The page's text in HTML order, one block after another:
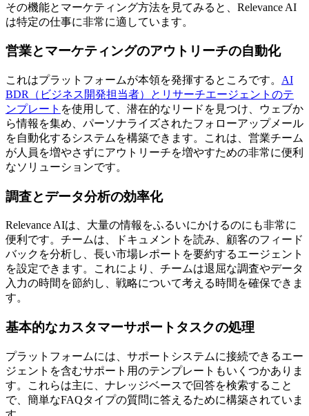
その機能とマーケティング方法を見てみると、Relevance AI
は特定の仕事に非常に適しています。
営業とマーケティングのアウトリーチの自動化
これはプラットフォームが本領を発揮するところです。 AI
BDR（ビジネス開発担当者）とリサーチエージェントのテ
ンプレート を使用して、潜在的なリードを見つけ、ウェブか
ら情報を集め、パーソナライズされたフォローアップメール
を自動化するシステムを構築できます。これは、営業チーム
が人員を増やさずにアウトリーチを増やすための非常に便利
なソリューションです。
調査とデータ分析の効率化
Relevance AIは、大量の情報をふるいにかけるのにも非常に
便利です。チームは、ドキュメントを読み、顧客のフィード
バックを分析し、長い市場レポートを要約するエージェント
を設定できます。これにより、チームは退屈な調査やデータ
入力の時間を節約し、戦略について考える時間を確保できま
す。
基本的なカスタマーサポートタスクの処理
プラットフォームには、サポートシステムに接続できるエー
ジェントを含むサポート用のテンプレートもいくつかありま
す。これらは主に、ナレッジベースで回答を検索すること
で、簡単なFAQタイプの質問に答えるために構築されていま